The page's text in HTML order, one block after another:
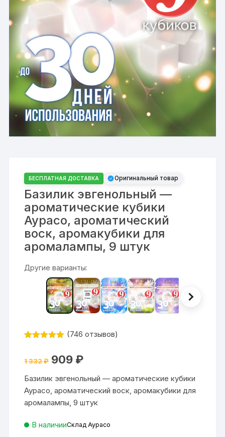
БЕСПЛАТНАЯ ДОСТАВКА Оригинальный товар
Базилик эвгенольный —
ароматические кубики
Аурасо, ароматический
воск, аромакубики для
аромалампы, 9 штук
Другие варианты:
на основе
пользовате
лей
(746 отзывов)
1 332₽ Первоначальная
цена
1
332 ₽.
909 ₽Текущая
Базилик эвгенольный — ароматические кубики
Аурасо, ароматический воск, аромакубики для
аромалампы, 9 штук
В наличииСклад Аурасо